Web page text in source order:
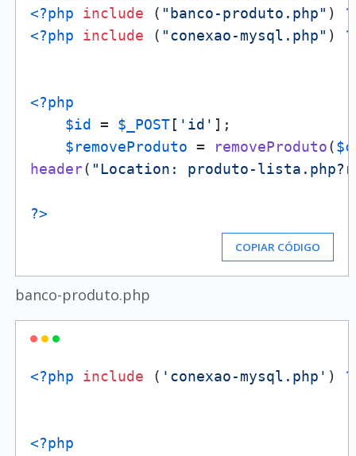
<?php
include ( "banco-produto.php" )
<?php
include ( "conexao-mysql.php" )
<?php
$id
= $_POST[ 'id' ];
$removeProduto = removeProduto(
header( "Location: produto-
?>
COPIAR CÓDIGO
banco-produto.php
<?php include ( 'conexao-mysql.php' )
<?php